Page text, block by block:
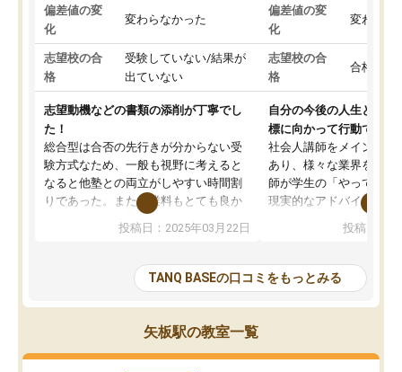
偏差値の変
化
変わらなかった
志望校の合
格
受験していない/結果が
出ていない
志望動機などの書類の添削が丁寧でし
た！
総合型は合否の先行きが分からない受
験方式なため、一般も視野に考えると
なると他塾との両立がしやすい時間割
りであった。また授業料もとても良か
総合型の多くの塾は大学生が見ること
大学生の目だけでなく、数人の大人に
も目を通して頂ける。そのため多くの
意見を聞くことができ、より良いもの
を推敲することが可能だ。
どの人も優しく、親身に接してくださ
るのでやる気も出て、良かったで
投稿日：2025年03月22日
偏差値の変
化
変わらな
志望校の合
格
合格した
自分の今後の人生と真剣
標に向かって行動できる
社会人講師をメインとし
あり、様々な業界を経験
師が学生の「やってみた
現実的なアドバイスを行
分野について学生知識
総合型選抜対策として志
接・小論文などの技術指
ション内容になっていま
を社会人として働いてい
投稿日：
TANQ BASEの口コミをもっとみる
矢板駅の教室一覧